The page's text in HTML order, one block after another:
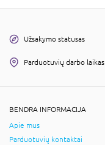
Užsakymo statusas
Parduotuvių darbo laikas
BENDRA INFORMACIJA
Apie mus
Parduotuvių kontaktai